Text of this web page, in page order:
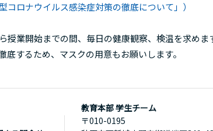
コロナウイルス感染症対策の徹底について」）
授業開始までの間、毎日の健康観察、検温を求め
底するため、マスクの用意もお願いします。
教育本部 学生チーム
〒010-0195